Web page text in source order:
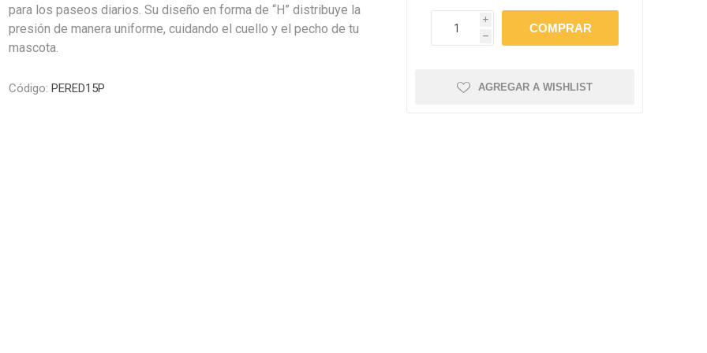
Primocao
Biofresh
Kat Bom
Comedero y Bebedero
Estética e Higiene
Antipulgas y Antiparasitarios
Premios y Patés
Transportadoras
Juguetes
Medicamentos
Estética (Cepillos, peines y
para los paseos diarios. Su diseño en forma de “H” distribuye la
presión de manera uniforme, cuidando el cuello y el pecho de tu
mascota.
Código: PERED15P
i
h
AGREGAR A WISHLIST